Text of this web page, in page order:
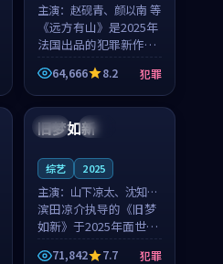
主演： 赵砚青、颜以南 等
《远方有山》是2025年
法国出品的犯罪新作，
主创团队希望用高校追
梦的故事让观众停下来
想一想。赵砚青领衔，
颜以南担任重要角色，
山田纯一的叙事节奏
64,666 8.2 犯罪
中国 高分
旧梦如新
综艺 2025
主演： 山下凉太、沈知韵
等
滨田凉介执导的《旧梦
如新》于2025年面世，
中国台湾的城市气质与
71,842 7.7 犯罪